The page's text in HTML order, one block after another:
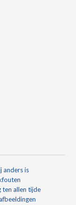
anders is
ten allen tijde